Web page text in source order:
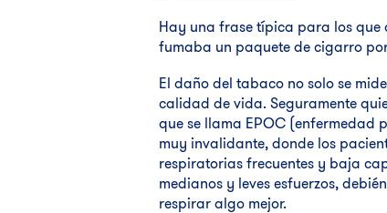
Hay una frase típica para los que
fumaba un paquete de cigarro
El daño del tabaco no solo se
calidad de vida. Seguramente
que se llama EPOC (enfermedad
muy invalidante, donde los
respiratorias frecuentes y baja
medianos y leves esfuerzos,
respirar algo mejor.